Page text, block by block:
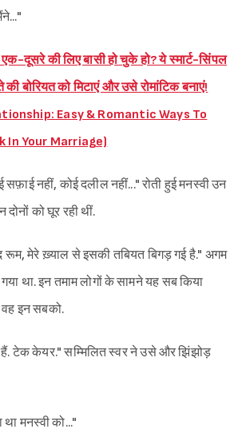
दूसरे की लिए बासी हो चुके हो? ये स्मार्ट-सिंपल
बोरियत को मिटाएं और उसे रोमांटिक बनाएं!
Easy & Romantic Ways To
In Your Marriage)
नहीं, कोई दलील नहीं..." रोती हुई मनस्वी उन
को घूर रही थीं.
रूम, मेरे ख़्याल से इसकी तबियत बिगड़ गई है." अगम
था. इन तमाम लोगों के सामने यह सब किया
वह इन सबको.
टेक केयर." सम्मिलित स्वर ने उसे और झिंझोड़
था मनस्वी को..."